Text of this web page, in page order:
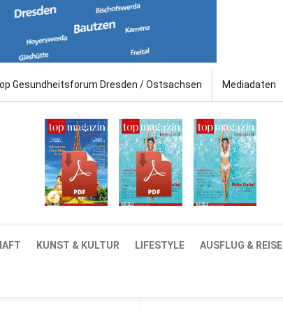
Gesundheitsforum Dresden / Ostsachsen Mediadaten
KUNST & KULTUR LIFESTYLE AUSFLUG & REISE